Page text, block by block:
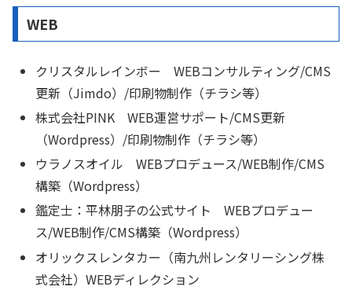
WEB
クリスタルレインボー WEBコンサルティング/CMS
更新（Jimdo）/印刷物制作（チラシ等）
株式会社PINK WEB運営サポート/CMS更新
（Wordpress）/印刷物制作（チラシ等）
ウラノスオイル WEBプロデュース/WEB制作/CMS
構築（Wordpress）
鑑定士：平林朋子の公式サイト WEBプロデュー
ス/WEB制作/CMS構築（Wordpress）
オリックスレンタカー（南九州レンタリーシング株
式会社）WEBディレクション